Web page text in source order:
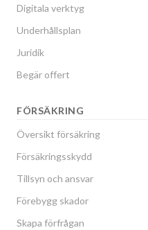
Digitala verktyg
Underhållsplan
Juridik
Begär offert
FÖRSÄKRING
Översikt försäkring
Försäkringsskydd
Tillsyn och ansvar
Förebygg skador
Skapa förfrågan